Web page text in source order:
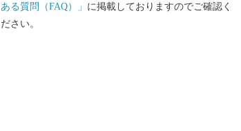
ある質問（FAQ）」 に掲載しておりますのでご確認く
ださい。